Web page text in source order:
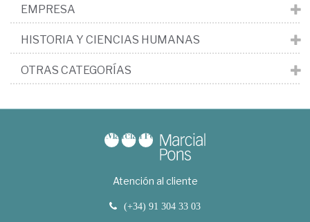
EMPRESA
HISTORIA Y CIENCIAS HUMANAS
OTRAS CATEGORÍAS
Atención al cliente
(+34) 91 304 33 03